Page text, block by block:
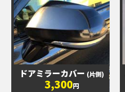
ドアミラーカバー (片側)
3,300円